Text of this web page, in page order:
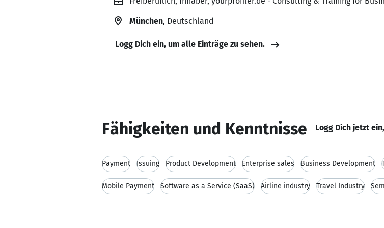
München, Deutschland
Logg Dich ein, um alle Einträge zu sehen.
Fähigkeiten und Kenntnisse Logg Dich jetzt
Payment Issuing Product Development Enterprise sales Business Development
Mobile Payment Software as a Service (SaaS) Airline industry Travel Industry